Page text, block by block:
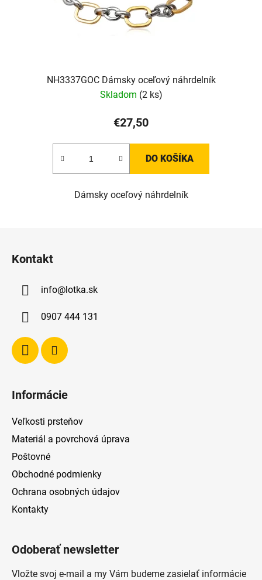
NH3337GOC Dámsky oceľový náhrdelník
Skladom (2 ks)
€27,50
DO KOŠÍKA
Dámsky oceľový náhrdelník
Kontakt
info@lotka.sk
0907 444 131
Informácie
Veľkosti prsteňov
Materiál a povrchová úprava
Poštovné
Obchodné podmienky
Ochrana osobných údajov
Kontakty
Odoberať newsletter
Vložte svoj e-mail a my Vám budeme zasielať informácie